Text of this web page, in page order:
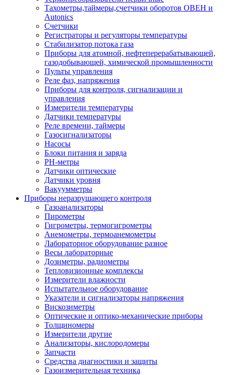
Тахометры,таймеры,счетчики оборотов ОВЕН и
Autonics
Счетчики
Регистраторы и регуляторы температуры
Стабилизатор потока газа
Приборы для атомной, нефтеперерабатывающей,
газодобывающей, химической промышленности
Пульты управления
Реле фаз, напряжения
Приборы для контроля, сигнализации и
управления
Измерители температуры
Датчики температуры
Реле времени, таймеры
Газосигнализаторы
Насосы
Блоки питания и заряда
PH-метры
Датчики оптические
Датчики уровня
Вакуумметры
Приборы неразрушающего контроля
Газоанализаторы
Пирометры
Гигрометры, термогигрометры
Анемометры, термоанемометры
Лабораторное оборудование разное
Весы лабораторные
Дозиметры, радиометры
Тепловизионные комплексы
Измерители влажности
Испытательное оборудование
Указатели и сигнализаторы напряжения
Вискозиметры
Оптические и оптико-механические приборы
Толщиномеры
Измерители другие
Анализаторы, кислородомеры
Запчасти
Средства диагностики и защиты
Газоизмерительная техника